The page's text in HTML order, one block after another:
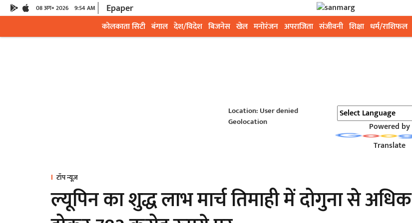
08 अग॰ 2026 9:54 AM Epaper
कोलकाता सिटी बंगाल देश/विदेश बिजनेस खेल मनोरंजन अपराजिता संजीवनी शिक्षा धर्म/राशिफल
Location: User denied
Geolocation
Powered by
Translate
टॉप न्यूज़
ल्यूपिन का शुद्ध लाभ मार्च तिमाही में दोगुना से अधिक